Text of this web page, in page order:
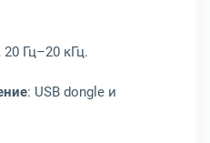
20 Гц–20 кГц.
: USB dongle и